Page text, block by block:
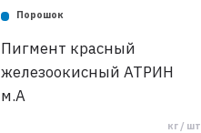
Порошок
Пигмент красный
железоокисный АТРИН
м.А
кг / шт